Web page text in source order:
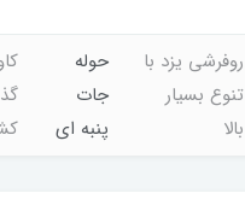
روفرشی یزد با
تنوع بسیار
بالا
حوله
جات
پنبه ای